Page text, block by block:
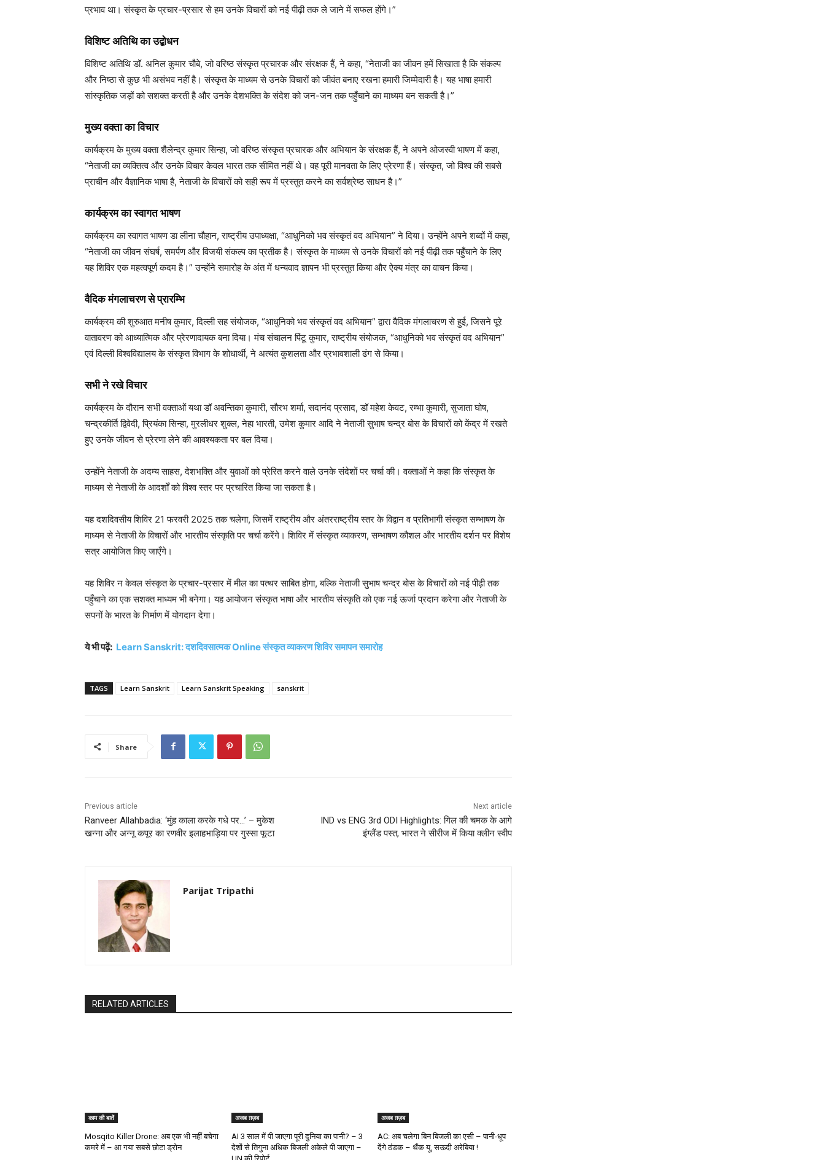
प्रभाव था। संस्कृत के प्रचार-प्रसार से हम उनके विचारों को नई पीढ़ी तक ले जाने में सफल होंगे।”
विशिष्ट अतिथि का उद्बोधन
विशिष्ट अतिथि डॉ. अनिल कुमार चौबे, जो वरिष्ठ संस्कृत प्रचारक और संरक्षक हैं, ने कहा, “नेताजी का जीवन हमें सिखाता है कि संकल्प
और निष्ठा से कुछ भी असंभव नहीं है। संस्कृत के माध्यम से उनके विचारों को जीवंत बनाए रखना हमारी जिम्मेदारी है। यह भाषा हमारी
सांस्कृतिक जड़ों को सशक्त करती है और उनके देशभक्ति के संदेश को जन-जन तक पहुँचाने का माध्यम बन सकती है।”
मुख्य वक्ता का विचार
कार्यक्रम के मुख्य वक्ता शैलेन्द्र कुमार सिन्हा, जो वरिष्ठ संस्कृत प्रचारक और अभियान के संरक्षक हैं, ने अपने ओजस्वी भाषण में कहा,
“नेताजी का व्यक्तित्व और उनके विचार केवल भारत तक सीमित नहीं थे। वह पूरी मानवता के लिए प्रेरणा हैं। संस्कृत, जो विश्व की सबसे
प्राचीन और वैज्ञानिक भाषा है, नेताजी के विचारों को सही रूप में प्रस्तुत करने का सर्वश्रेष्ठ साधन है।”
कार्यक्रम का स्वागत भाषण
कार्यक्रम का स्वागत भाषण डा लीना चौहान, राष्ट्रीय उपाध्यक्षा, “आधुनिको भव संस्कृतं वद अभियान” ने दिया। उन्होंने अपने शब्दों में कहा,
“नेताजी का जीवन संघर्ष, समर्पण और विजयी संकल्प का प्रतीक है। संस्कृत के माध्यम से उनके विचारों को नई पीढ़ी तक पहुँचाने के लिए
यह शिविर एक महत्वपूर्ण कदम है।” उन्होंने समारोह के अंत में धन्यवाद ज्ञापन भी प्रस्तुत किया और ऐक्य मंत्र का वाचन किया।
वैदिक मंगलाचरण से प्रारम्भि
कार्यक्रम की शुरुआत मनीष कुमार, दिल्ली सह संयोजक, “आधुनिको भव संस्कृतं वद अभियान” द्वारा वैदिक मंगलाचरण से हुई, जिसने पूरे
वातावरण को आध्यात्मिक और प्रेरणादायक बना दिया। मंच संचालन पिंटू कुमार, राष्ट्रीय संयोजक, “आधुनिको भव संस्कृतं वद अभियान”
एवं दिल्ली विश्वविद्यालय के संस्कृत विभाग के शोधार्थी, ने अत्यंत कुशलता और प्रभावशाली ढंग से किया।
सभी ने रखे विचार
कार्यक्रम के दौरान सभी वक्ताओं यथा डॉ अवन्तिका कुमारी, सौरभ शर्मा, सदानंद प्रसाद, डॉ महेश केवट, रम्भा कुमारी, सुजाता घोष,
चन्द्रकीर्ति द्विवेदी, प्रियंका सिन्हा, मुरलीधर शुक्ल, नेहा भारती, उमेश कुमार आदि ने नेताजी सुभाष चन्द्र बोस के विचारों को केंद्र में रखते
हुए उनके जीवन से प्रेरणा लेने की आवश्यकता पर बल दिया।
उन्होंने नेताजी के अदम्य साहस, देशभक्ति और युवाओं को प्रेरित करने वाले उनके संदेशों पर चर्चा की। वक्ताओं ने कहा कि संस्कृत के
माध्यम से नेताजी के आदर्शों को विश्व स्तर पर प्रचारित किया जा सकता है।
यह दशदिवसीय शिविर 21 फरवरी 2025 तक चलेगा, जिसमें राष्ट्रीय और अंतरराष्ट्रीय स्तर के विद्वान व प्रतिभागी संस्कृत सम्भाषण के
माध्यम से नेताजी के विचारों और भारतीय संस्कृति पर चर्चा करेंगे। शिविर में संस्कृत व्याकरण, सम्भाषण कौशल और भारतीय दर्शन पर विशेष
सत्र आयोजित किए जाएँगे।
यह शिविर न केवल संस्कृत के प्रचार-प्रसार में मील का पत्थर साबित होगा, बल्कि नेताजी सुभाष चन्द्र बोस के विचारों को नई पीढ़ी तक
पहुँचाने का एक सशक्त माध्यम भी बनेगा। यह आयोजन संस्कृत भाषा और भारतीय संस्कृति को एक नई ऊर्जा प्रदान करेगा और नेताजी के
सपनों के भारत के निर्माण में योगदान देगा।
ये भी पढ़ें: Learn Sanskrit: दशदिवसात्मक Online संस्कृत व्याकरण शिविर समापन समारोह
TAGS Learn Sanskrit Learn Sanskrit Speaking sanskrit
Share
Previous article
Ranveer Allahbadia: ‘मुंह काला करके गधे पर…’ – मुकेश
खन्ना और अन्नू कपूर का रणवीर इलाहभाड़िया पर गुस्सा फूटा
Next article
IND vs ENG 3rd ODI Highlights: गिल की चमक के आगे
इंग्लैंड पस्त, भारत ने सीरीज में किया क्लीन स्वीप
Parijat Tripathi
RELATED ARTICLES
काम की बातें
Mosqito Killer Drone: अब एक भी नहीं बचेगा
कमरे में – आ गया सबसे छोटा ड्रोन
अजब ग़ज़ब
AI 3 साल में पी जाएगा पूरी दुनिया का पानी? – 3
देशों से तिगुना अधिक बिजली अकेले पी जाएगा –
अजब ग़ज़ब
AC: अब चलेगा बिन बिजली का एसी – पानी-धूप
देंगे ठंडक – थैंक यू, सऊदी अरेबिया !